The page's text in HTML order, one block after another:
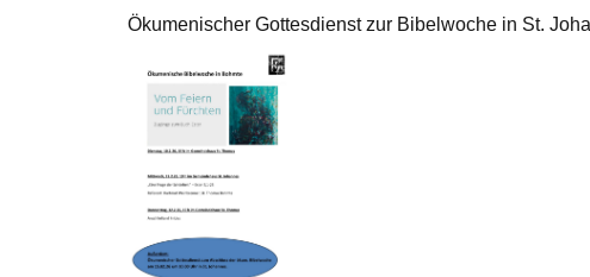
Ökumenischer Gottesdienst zur Bibelwoche in St.